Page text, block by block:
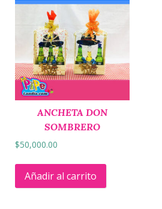
ANCHETA DON
SOMBRERO
$50,000.00
Añadir al carrito